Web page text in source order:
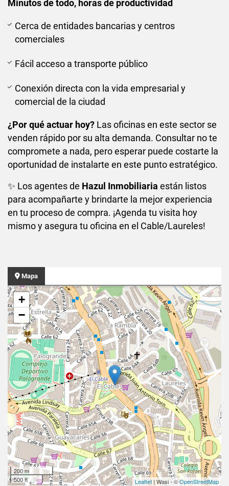
Minutos de todo, horas de productividad
Cerca de entidades bancarias y centros
comerciales
Fácil acceso a transporte público
Conexión directa con la vida empresarial y
comercial de la ciudad
¿Por qué actuar hoy? Las oficinas en este sector se
venden rápido por su alta demanda. Consultar no te
compromete a nada, pero esperar puede costarte la
oportunidad de instalarte en este punto estratégico.
✨ Los agentes de Hazul Inmobiliaria están listos
para acompañarte y brindarte la mejor experiencia
en tu proceso de compra. ¡Agenda tu visita hoy
mismo y asegura tu oficina en el Cable/Laureles!
Mapa
+
−
200 m
500 ft
Leaflet | Wasi - ©OpenStreetMap